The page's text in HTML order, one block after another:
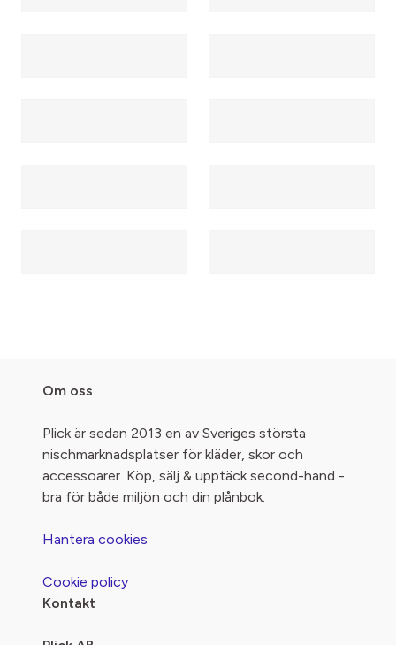
Om oss
Plick är sedan 2013 en av Sveriges största
nischmarknadsplatser för kläder, skor och
accessoarer. Köp, sälj & upptäck second-hand -
bra för både miljön och din plånbok.
Hantera cookies
Cookie policy
Kontakt